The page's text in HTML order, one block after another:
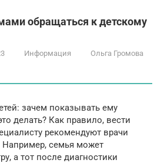
обращаться к детскому
Информация Ольга Громова
зачем показывать ему
делать? Как правило, вести
рекомендуют врачи
Например, семья может
а тот после диагностики